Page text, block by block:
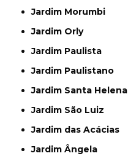
Jardim Morumbi
Jardim Orly
Jardim Paulista
Jardim Paulistano
Jardim Santa Helena
Jardim São Luiz
Jardim das Acácias
Jardim Ângela